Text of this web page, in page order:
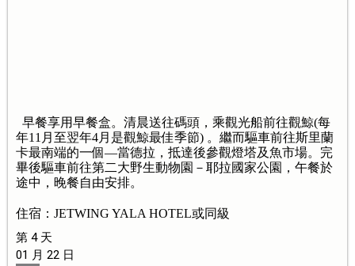
早餐享用早餐盒。清晨送往碼頭，乘觀光船前往觀鯨(每
年11月至翌年4月是觀鯨最佳季節) 。繼而驅車前往斯里蘭
卡最南端的一個—當德拉，抵達後參觀燈塔及魚市場。完
畢後驅車前往第二大野生動物園－耶拉國家公園，午餐於
途中，晚餐自由安排。
住宿：JETWING YALA HOTEL或同級
第 4 天
01 月 22 日